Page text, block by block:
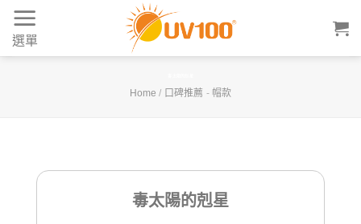
Skip
content
選單
Home / 口碑推薦 - 帽款
毒太陽的剋星